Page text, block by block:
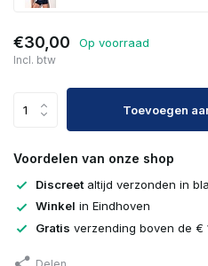
€30,00 Op voorraad
Incl. btw
Toevoegen
Voordelen van onze shop
Discreet altijd verzonden in
Winkel in Eindhoven
Gratis verzending boven de €